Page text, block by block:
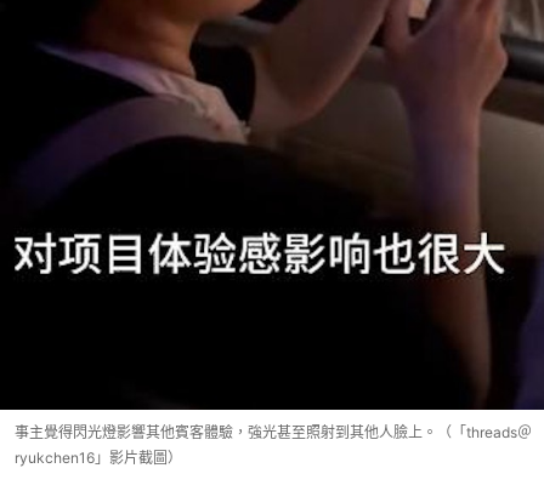
事主覺得閃光燈影響其他賓客體驗，強光甚至照射到其他人臉上。（「threads＠
ryukchen16」影片截圖）